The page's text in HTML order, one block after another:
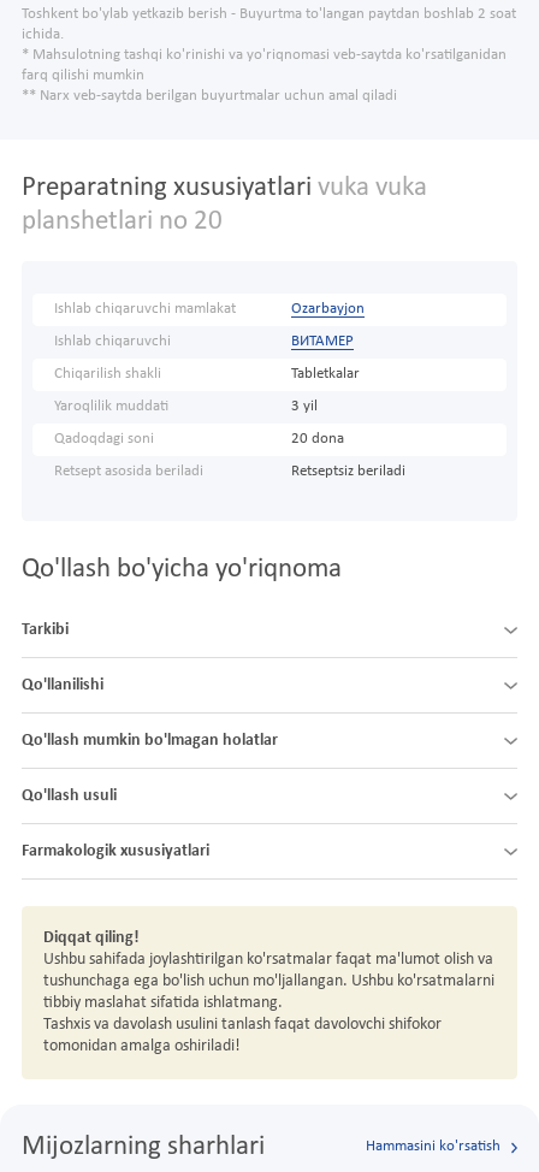
Toshkent bo'ylab yetkazib berish - Buyurtma to'langan paytdan boshlab 2 soat
ichida.
* Mahsulotning tashqi ko'rinishi va yo'riqnomasi veb-saytda ko'rsatilganidan
farq qilishi mumkin
** Narx veb-saytda berilgan buyurtmalar uchun amal qiladi
Preparatning xususiyatlari vuka vuka
planshetlari no 20
Ishlab chiqaruvchi mamlakat Ozarbayjon
Ishlab chiqaruvchi ВИТАМЕР
Chiqarilish shakli Tabletkalar
Yaroqlilik muddati 3 yil
Qadoqdagi soni 20 dona
Retsept asosida beriladi Retseptsiz beriladi
Qo'llash bo'yicha yo'riqnoma
Tarkibi
Qo'llanilishi
Qo'llash mumkin bo'lmagan holatlar
Qo'llash usuli
Farmakologik xususiyatlari
Diqqat qiling!
Ushbu sahifada joylashtirilgan ko'rsatmalar faqat ma'lumot olish va
tushunchaga ega bo'lish uchun mo'ljallangan. Ushbu ko'rsatmalarni
tibbiy maslahat sifatida ishlatmang.
Tashxis va davolash usulini tanlash faqat davolovchi shifokor
tomonidan amalga oshiriladi!
Mijozlarning sharhlari Hammasini ko'rsatish